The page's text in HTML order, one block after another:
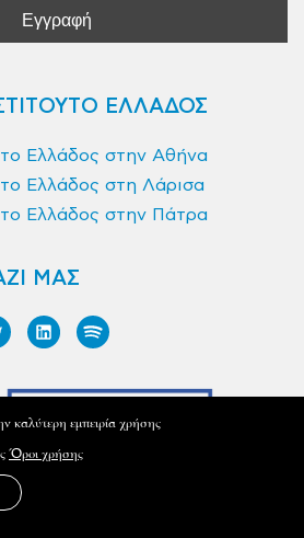
ΕΛΛΑΔΟΣ
Ελλάδος στην Αθήνα
Ελλάδος στη Λάρισα
Ελλάδος στην Πάτρα
ΜΑΣ
καλύτερη εμπειρία χρήσης
Όροι χρήσης